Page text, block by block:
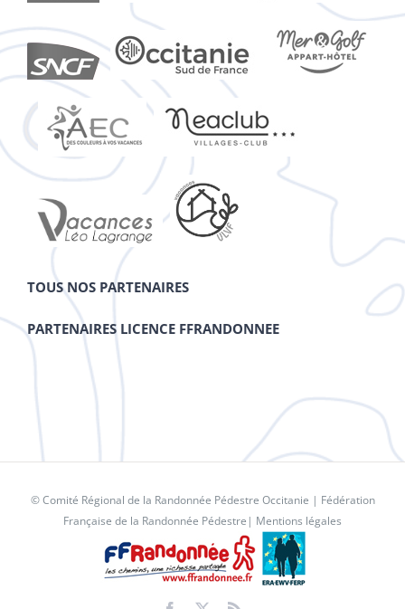
TOUS NOS PARTENAIRES
PARTENAIRES LICENCE FFRANDONNEE
© Comité Régional de la Randonnée Pédestre Occitanie | Fédération
Française de la Randonnée Pédestre | Mentions légales